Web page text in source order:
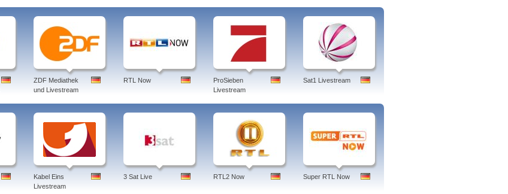
ZDF Mediathek
und Livestream
RTL Now
ProSieben
Livestream
Sat1 Livestream
Kabel Eins
Livestream
3 Sat Live RTL2 Now Super RTL Now